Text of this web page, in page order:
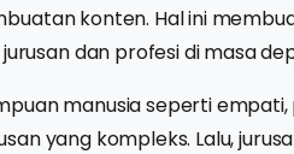
konten. Hal ini
dan profesi di masa
manusia seperti empati,
yang kompleks. Lalu,